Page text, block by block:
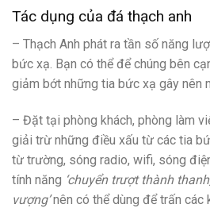
Tác dụng của đá thạch anh
– Thạch Anh phát ra tần số năng
bức xạ. Bạn có thể để chúng bên
giảm bớt những tia bức xạ gây nên
– Đặt tại phòng khách, phòng làm
giải trừ những điều xấu từ các tia
từ trường, sóng radio, wifi, sóng
tính năng ‘chuyển trượt thành
vượng’nên có thể dùng để trấn các